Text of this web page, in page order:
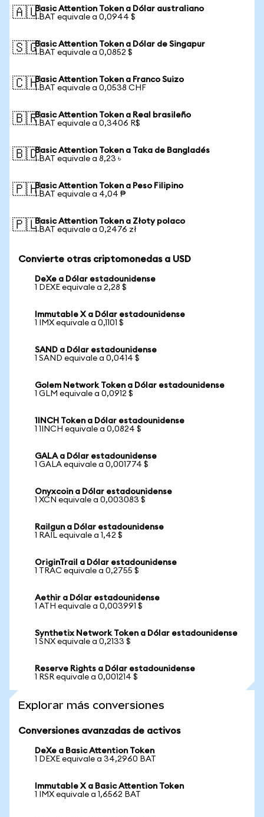
🇦🇺Basic Attention Token a Dólar australiano
1 BAT equivale a 0,0944 $
🇸🇬Basic Attention Token a Dólar de Singapur
1 BAT equivale a 0,0852 $
🇨🇭Basic Attention Token a Franco Suizo
1 BAT equivale a 0,0538 CHF
🇧🇷Basic Attention Token a Real brasileño
1 BAT equivale a 0,3406 R$
🇧🇩Basic Attention Token a Taka de Bangladés
1 BAT equivale a 8,23 ৳
🇵🇭Basic Attention Token a Peso Filipino
1 BAT equivale a 4,04 ₱
🇵🇱Basic Attention Token a Złoty polaco
1 BAT equivale a 0,2476 zł
Convierte otras criptomonedas a USD
DeXe a Dólar estadounidense
1 DEXE equivale a 2,28 $
Immutable X a Dólar estadounidense
1 IMX equivale a 0,1101 $
SAND a Dólar estadounidense
1 SAND equivale a 0,0414 $
Golem Network Token a Dólar estadounidense
1 GLM equivale a 0,0912 $
1INCH Token a Dólar estadounidense
1 1INCH equivale a 0,0824 $
GALA a Dólar estadounidense
1 GALA equivale a 0,001774 $
Onyxcoin a Dólar estadounidense
1 XCN equivale a 0,003083 $
Railgun a Dólar estadounidense
1 RAIL equivale a 1,42 $
OriginTrail a Dólar estadounidense
1 TRAC equivale a 0,2755 $
Aethir a Dólar estadounidense
1 ATH equivale a 0,003991 $
Synthetix Network Token a Dólar estadounidense
1 SNX equivale a 0,2133 $
Reserve Rights a Dólar estadounidense
1 RSR equivale a 0,001214 $
Explorar más conversiones
Conversiones avanzadas de activos
DeXe a Basic Attention Token
1 DEXE equivale a 34,2960 BAT
Immutable X a Basic Attention Token
1 IMX equivale a 1,6562 BAT